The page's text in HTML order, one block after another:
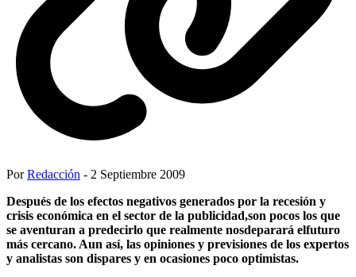
PorRedacción - 2 Septiembre 2009
Después de los efectos negativos generados por la recesión y
crisis económica en el sector de la publicidad,son pocos los que
se aventuran a predecirlo que realmente nosdeparará elfuturo
más cercano. Aun así, las opiniones y previsiones de los expertos
y analistas son dispares y en ocasiones poco optimistas.